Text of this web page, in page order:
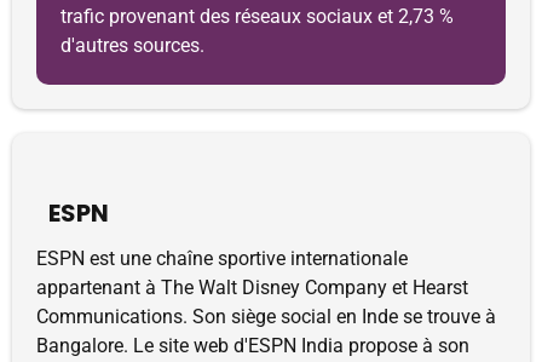
trafic provenant des réseaux sociaux et 2,73 %
d'autres sources.
ESPN
ESPN est une chaîne sportive internationale
appartenant à The Walt Disney Company et Hearst
Communications. Son siège social en Inde se trouve à
Bangalore. Le site web d'ESPN India propose à son